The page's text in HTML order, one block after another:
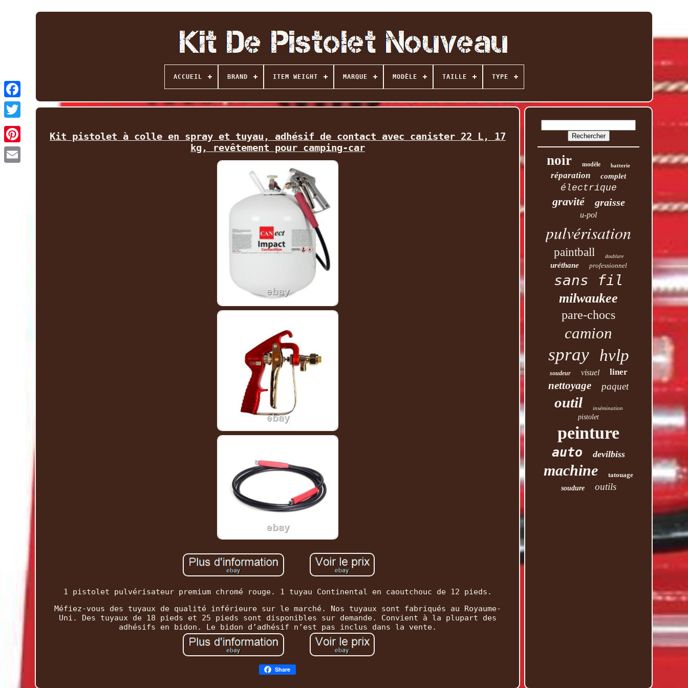
Facebook
Twitter
ACCUEIL BRAND ITEM WEIGHT MARQUE MODÈLE TAILLE TYPE
Kit pistolet à colle en spray et tuyau, adhésif de contact avec canister 22 L, 17
kg, revêtement pour camping-car
1 pistolet pulvérisateur premium chromé rouge. 1 tuyau Continental en caoutchouc de 12 pieds.
Méfiez-vous des tuyaux de qualité inférieure sur le marché. Nos tuyaux sont fabriqués au Royaume-
Uni. Des tuyaux de 18 pieds et 25 pieds sont disponibles sur demande. Convient à la plupart des
adhésifs en bidon. Le bidon d’adhésif n’est pas inclus dans la vente.
Share
noir modèle batterie
réparation complet
électrique
gravité graisse
u-pol
pulvérisation
paintball doublure
uréthane professionnel
sans fil
milwaukee
pare-chocs
camion
spray hvlp
soudeur visuel liner
nettoyage paquet
outil insémination
pistolet
peinture
auto devilbiss
machine
tatouage
soudure
outils